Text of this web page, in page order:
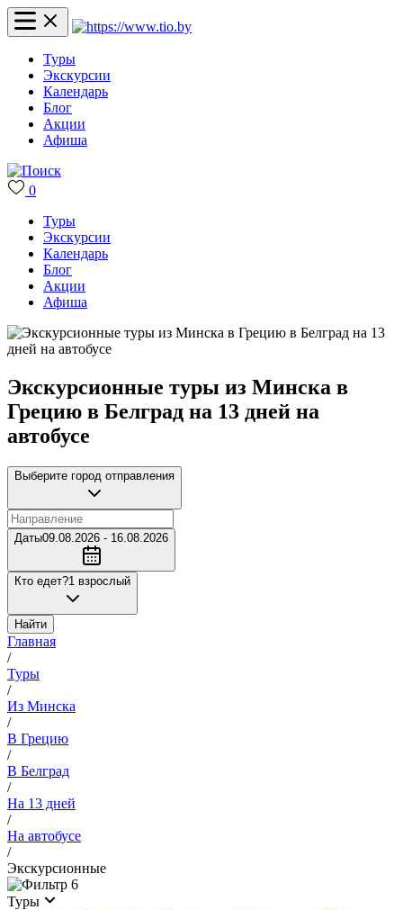
Туры
Экскурсии
Календарь
Блог
Акции
Афиша
0
Туры
Экскурсии
Календарь
Блог
Акции
Афиша
Экскурсионные туры из Минска в
Грецию в Белград на 13 дней на
автобусе
Выберите город отправления
Даты09.08.2026 - 16.08.2026
Кто едет?1 взрослый
Найти
Главная
/
Туры
/
Из Минска
/
В Грецию
/
В Белград
/
На 13 дней
/
На автобусе
/
Экскурсионные
6
Туры